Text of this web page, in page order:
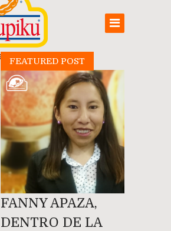
FEATURED POST
FANNY APAZA,
DENTRO DE LA